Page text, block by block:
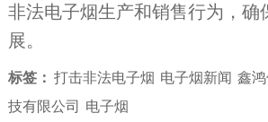
非法电子烟生产和销售行为，确
展。
标签： 打击非法电子烟 电子烟新闻 鑫
技有限公司
电子烟